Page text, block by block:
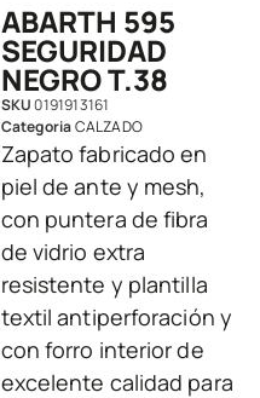
ABARTH 595
SEGURIDAD
NEGRO T.38
SKU0191913161
CategoriaCALZADO
Zapato fabricado en
piel de ante y mesh,
con puntera de fibra
de vidrio extra
resistente y plantilla
textil antiperforación y
con forro interior de
excelente calidad para